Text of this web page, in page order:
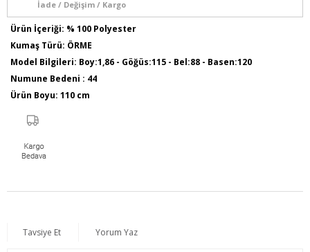
İade / Değişim / Kargo
Ürün İçeriği: % 100 Polyester
Kumaş Türü: ÖRME
Model Bilgileri: Boy:1,86 - Göğüs:115 - Bel:88 - Basen:120
Numune Bedeni : 44
Ürün Boyu: 110 cm
Tavsiye Et Yorum Yaz